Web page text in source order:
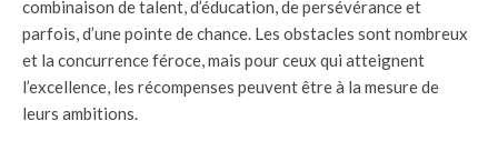
combinaison de talent, d’éducation, de persévérance et
parfois, d’une pointe de chance. Les obstacles sont nombreux
et la concurrence féroce, mais pour ceux qui atteignent
l’excellence, les récompenses peuvent être à la mesure de
leurs ambitions.